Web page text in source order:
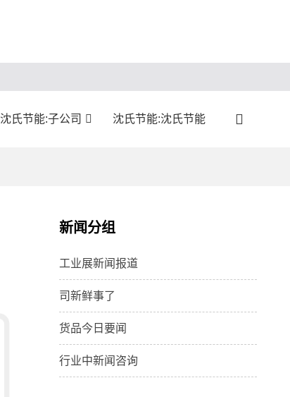
沈氏节能:子公司 沈氏节能:沈氏节能
新闻分组
工业展新闻报道
司新鲜事了
货品今日要闻
行业中新闻咨询